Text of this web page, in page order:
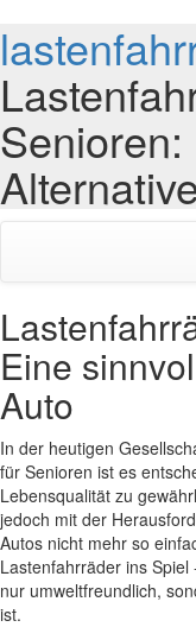
Eine
Auto
In der heutigen
für Senioren ist es
Lebensqualität zu
jedoch mit der
Autos nicht mehr so
Lastenfahrräder ins
nur umweltfreundlich,
ist.